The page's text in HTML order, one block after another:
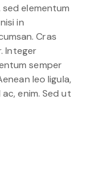
elementum
in
Cras
Integer
semper
leo ligula,
enim. Sed ut